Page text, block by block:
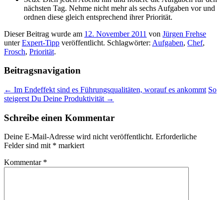
nächsten Tag. Nehme nicht mehr als sechs Aufgaben vor und
ordnen diese gleich entsprechend ihrer Priorität.
Dieser Beitrag wurde am 12. November 2011 von Jürgen Frehse
unterExpert-Tipp veröffentlicht. Schlagwörter: Aufgaben, Chef,
Frosch, Priorität.
Beitragsnavigation
← Im Endeffekt sind es Führungsqualitäten, worauf es ankommt So
steigerst Du Deine Produktivität →
Schreibe einen Kommentar
Deine E-Mail-Adresse wird nicht veröffentlicht. Erforderliche
Felder sind mit * markiert
Kommentar *